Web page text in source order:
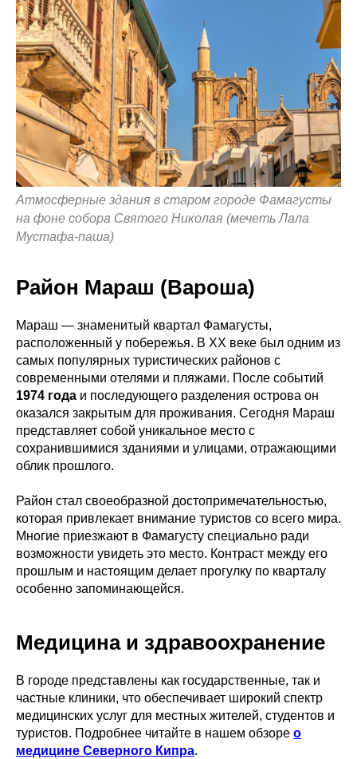
Атмосферные здания в старом городе Фамагусты
на фоне собора Святого Николая (мечеть Лала
Мустафа-паша)
Район Мараш (Вароша)
Мараш — знаменитый квартал Фамагусты,
расположенный у побережья. В XX веке был одним из
самых популярных туристических районов с
современными отелями и пляжами. После событий
1974 года и последующего разделения острова он
оказался закрытым для проживания. Сегодня Мараш
представляет собой уникальное место с
сохранившимися зданиями и улицами, отражающими
облик прошлого.
Район стал своеобразной достопримечательностью,
которая привлекает внимание туристов со всего мира.
Многие приезжают в Фамагусту специально ради
возможности увидеть это место. Контраст между его
прошлым и настоящим делает прогулку по кварталу
особенно запоминающейся.
Медицина и здравоохранение
В городе представлены как государственные, так и
частные клиники, что обеспечивает широкий спектр
медицинских услуг для местных жителей, студентов и
туристов. Подробнее читайте в нашем обзоре о
медицине Северного Кипра.